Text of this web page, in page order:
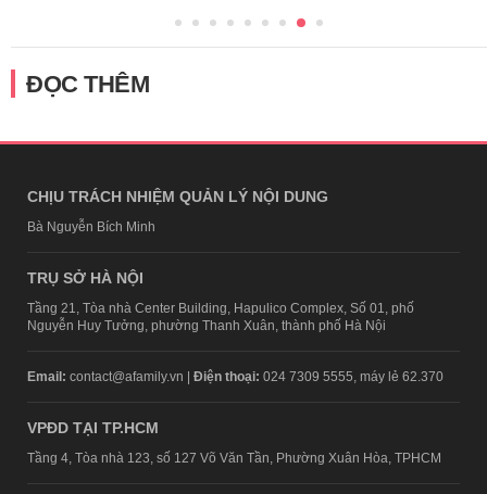
ĐỌC THÊM
CHỊU TRÁCH NHIỆM QUẢN LÝ NỘI DUNG
Bà Nguyễn Bích Minh
TRỤ SỞ HÀ NỘI
Tầng 21, Tòa nhà Center Building, Hapulico Complex, Số 01, phố
Nguyễn Huy Tưởng, phường Thanh Xuân, thành phố Hà Nội
Email: contact@afamily.vn | Điện thoại: 024 7309 5555, máy lẻ 62.370
VPĐD TẠI TP.HCM
Tầng 4, Tòa nhà 123, số 127 Võ Văn Tần, Phường Xuân Hòa, TPHCM